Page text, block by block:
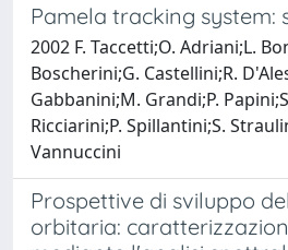
Pamela tracking system:
2002 F. Taccetti;O. Adriani;L.
Boscherini;G. Castellini;R.
Gabbanini;M. Grandi;P.
Ricciarini;P. Spillantini;S.
Vannuccini
Prospettive di sviluppo
orbitaria: